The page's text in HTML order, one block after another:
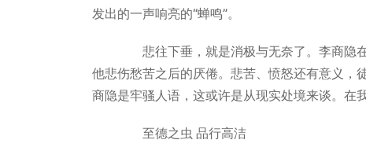
发出的一声响亮的“蝉鸣”。
悲往下垂，就是消极与无奈了。李商隐在
他悲伤愁苦之后的厌倦。悲苦、愤怒还有意义，
商隐是牢骚人语，这或许是从现实处境来谈。在
至德之虫 品行高洁